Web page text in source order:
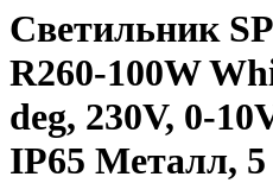
Светильник
R260-100W
deg, 230V, 0-
IP65 Металл, 5